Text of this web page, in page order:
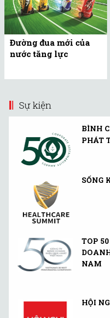
Đường đua mới của
nước tăng lực
Sự kiện
BÌNH
PHÁT
SỐNG
TOP
NAM
HỘI